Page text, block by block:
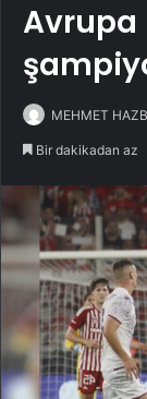
Avrupa
MEHMET
Bir dakikadan az